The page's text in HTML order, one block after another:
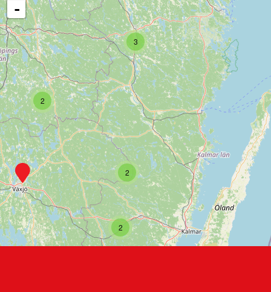
2
2
2
3
-